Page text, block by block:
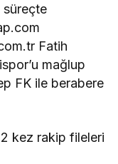
süreçte
Fatih
mağlup
FK ile berabere
kez rakip fileleri